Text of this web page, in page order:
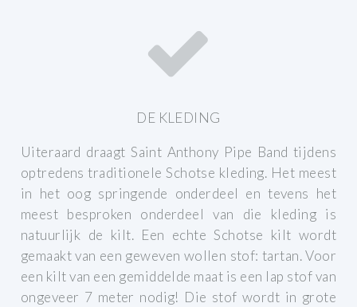
DE KLEDING
Uiteraard draagt Saint Anthony Pipe Band tijdens
optredens traditionele Schotse kleding. Het meest
in het oog springende onderdeel en tevens het
meest besproken onderdeel van die kleding is
natuurlijk de kilt. Een echte Schotse kilt wordt
gemaakt van een geweven wollen stof: tartan. Voor
een kilt van een gemiddelde maat is een lap stof van
ongeveer 7 meter nodig! Die stof wordt in grote